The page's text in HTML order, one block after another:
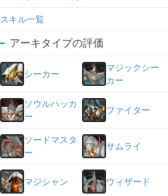
スキル一覧
アーキタイプの評価
シーカー
マジックシー
カー
ソウルハッカ
ー
ファイター
ソードマスタ
ー
サムライ
マジシャン ウィザード